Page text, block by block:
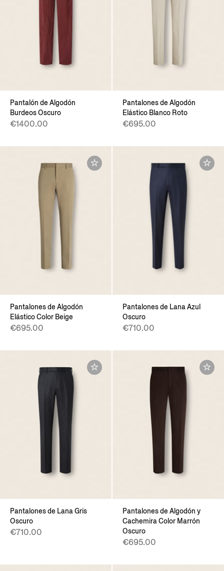
Pantalón de Algodón
Burdeos Oscuro
€1400.00
Pantalones de Algodón
Elástico Blanco Roto
€695.00
Pantalones de Algodón
Elástico Color Beige
€695.00
Pantalones de Lana Azul
Oscuro
€710.00
Pantalones de Lana Gris
Oscuro
€710.00
Pantalones de Algodón y
Cachemira Color Marrón
Oscuro
€695.00